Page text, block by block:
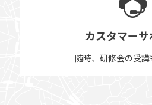
カスタマーサ
随時、研修会の受